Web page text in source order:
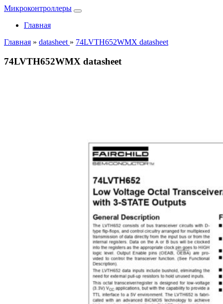
Микроконтроллеры
Главная
Главная » datasheet » 74LVTH652WMX datasheet
74LVTH652WMX datasheet